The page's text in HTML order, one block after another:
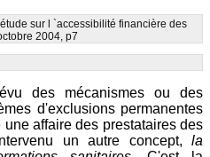
sur l `accessibilité financière des
2004, p7
des mécanismes ou des
d'exclusions permanentes
une affaire des prestataires des
un autre concept, la